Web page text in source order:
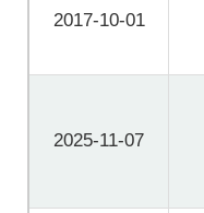
2017-10-01
2025-11-07